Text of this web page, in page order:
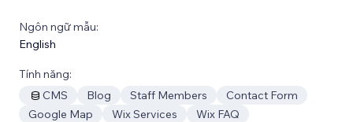
Ngôn ngữ mẫu:
English
Tính năng:
CMS
Blog Staff Members
Contact Form
Google Map
Wix Services Wix FAQ